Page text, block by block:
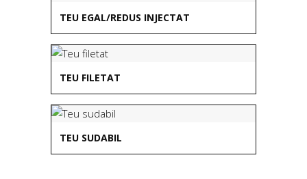
TEU EGAL/REDUS INJECTAT
TEU FILETAT
TEU SUDABIL